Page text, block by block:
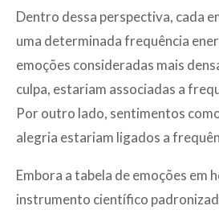
Dentro dessa perspectiva, cada
uma determinada frequência
emoções consideradas mais
culpa, estariam associadas a
Por outro lado, sentimentos
alegria estariam ligados a
Embora a tabela de emoções em
instrumento científico